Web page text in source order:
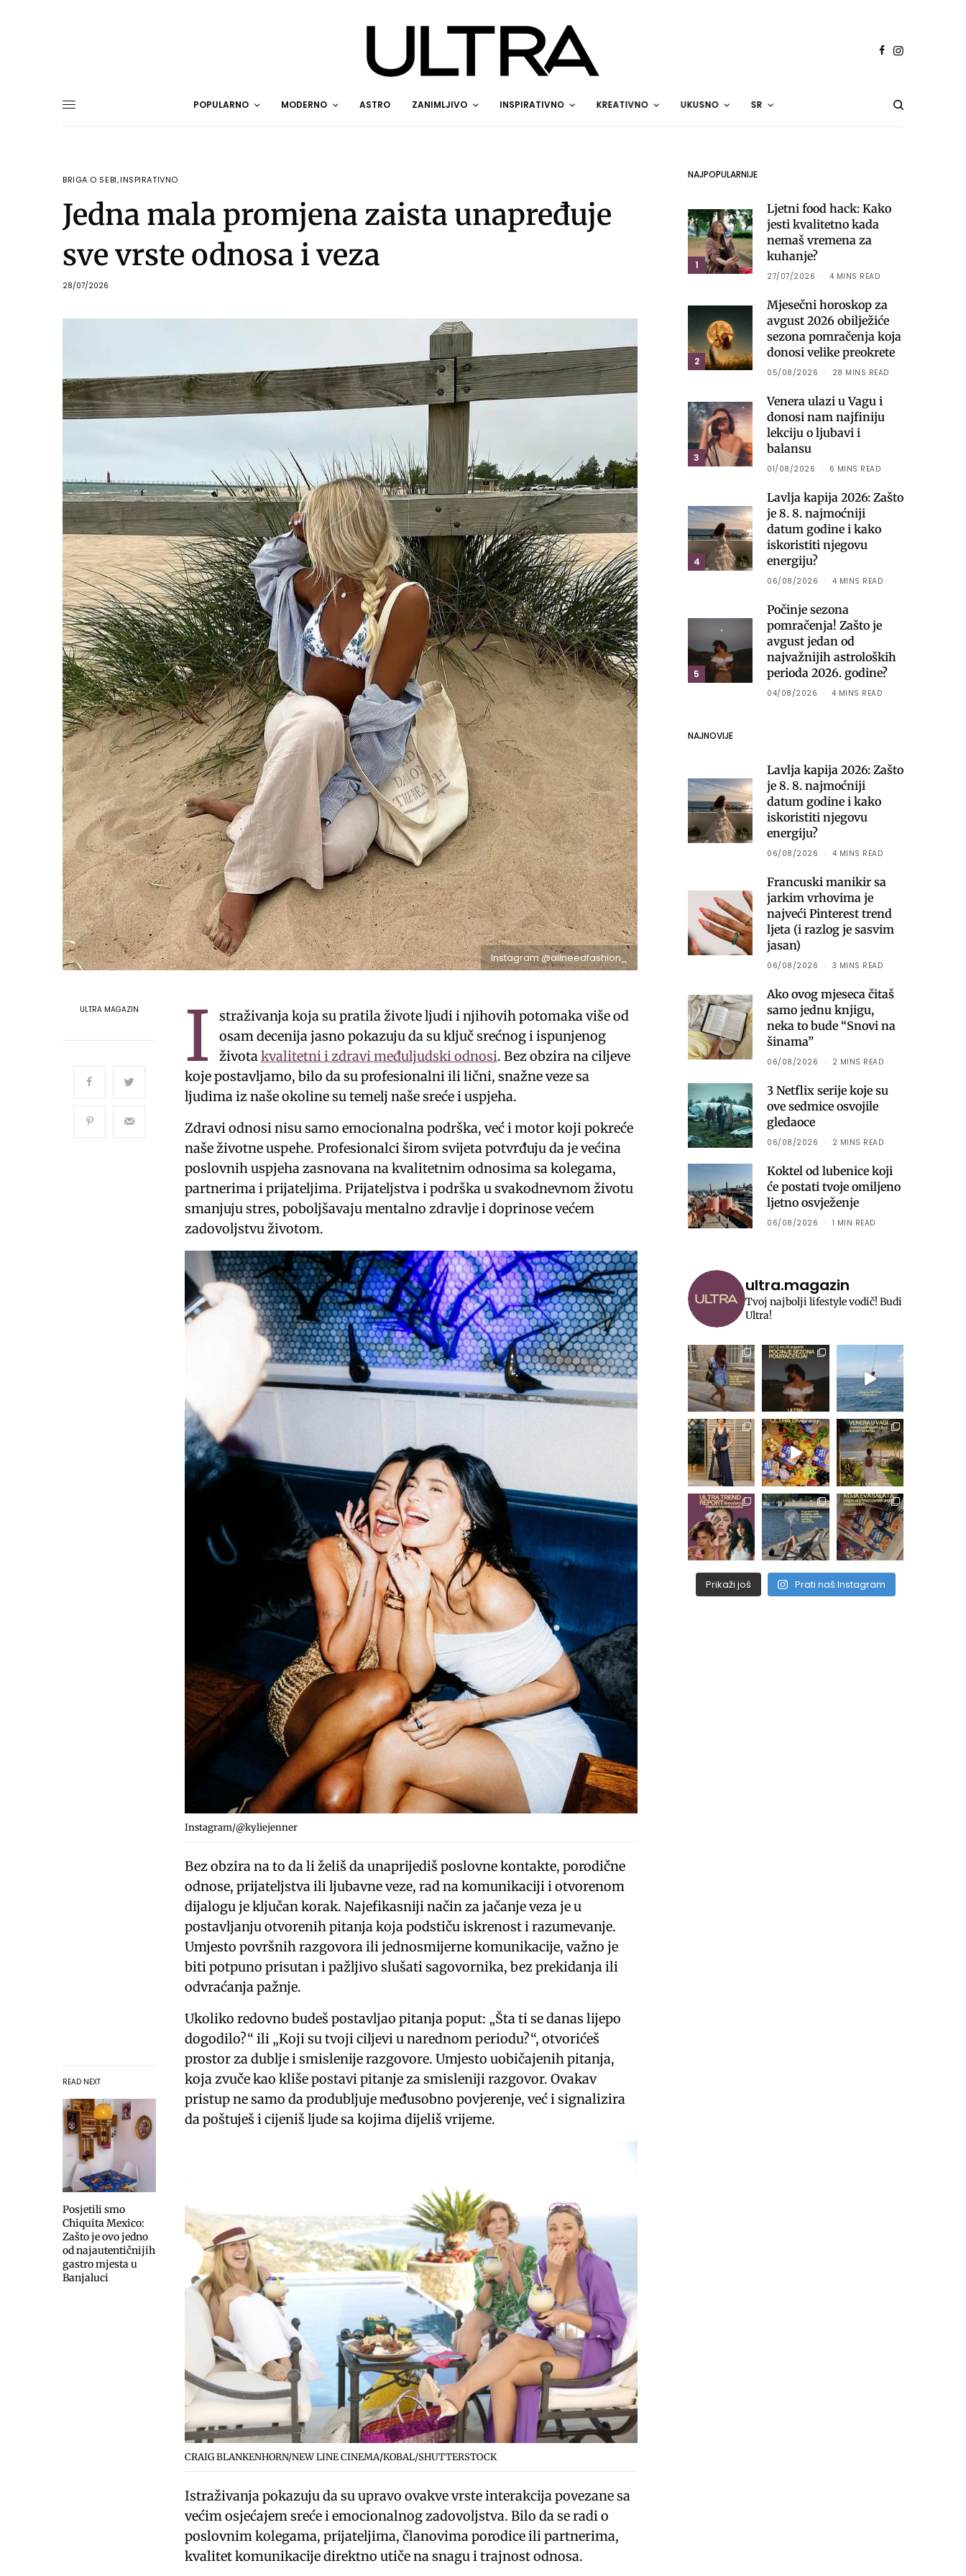
POPULARNO MODERNO ASTRO ZANIMLJIVO INSPIRATIVNO KREATIVNO UKUSNO SR
BRIGA O SEBI,INSPIRATIVNO
Jedna mala promjena zaista unapređuje
sve vrste odnosa i veza
28/07/2026
Instagram @allneedfashion_
ULTRA MAGAZIN
READ NEXT
Posjetili smo
Chiquita Mexico:
Zašto je ovo jedno
od najautentičnijih
gastro mjesta u
Banjaluci
I
straživanja koja su pratila živote ljudi i njihovih potomaka više od
osam decenija jasno pokazuju da su ključ srećnog i ispunjenog
životakvalitetni i zdravi međuljudski odnosi. Bez obzira na ciljeve
koje postavljamo, bilo da su profesionalni ili lični, snažne veze sa
ljudima iz naše okoline su temelj naše sreće i uspjeha.
Zdravi odnosi nisu samo emocionalna podrška, već i motor koji pokreće
naše životne uspehe. Profesionalci širom svijeta potvrđuju da je većina
poslovnih uspjeha zasnovana na kvalitetnim odnosima sa kolegama,
partnerima i prijateljima. Prijateljstva i podrška u svakodnevnom životu
smanjuju stres, poboljšavaju mentalno zdravlje i doprinose većem
zadovoljstvu životom.
Instagram/@kyliejenner
Bez obzira na to da li želiš da unaprijediš poslovne kontakte, porodične
odnose, prijateljstva ili ljubavne veze, rad na komunikaciji i otvorenom
dijalogu je ključan korak. Najefikasniji način za jačanje veza je u
postavljanju otvorenih pitanja koja podstiču iskrenost i razumevanje.
Umjesto površnih razgovora ili jednosmijerne komunikacije, važno je
biti potpuno prisutan i pažljivo slušati sagovornika, bez prekidanja ili
odvraćanja pažnje.
Ukoliko redovno budeš postavljao pitanja poput: „Šta ti se danas lijepo
dogodilo?“ ili „Koji su tvoji ciljevi u narednom periodu?“, otvorićeš
prostor za dublje i smislenije razgovore. Umjesto uobičajenih pitanja,
koja zvuče kao kliše postavi pitanje za smisleniji razgovor. Ovakav
pristup ne samo da produbljuje međusobno povjerenje, već i signalizira
da poštuješ i cijeniš ljude sa kojima dijeliš vrijeme.
CRAIG BLANKENHORN/NEW LINE CINEMA/KOBAL/SHUTTERSTOCK
Istraživanja pokazuju da su upravo ovakve vrste interakcija povezane sa
većim osjećajem sreće i emocionalnog zadovoljstva. Bilo da se radi o
poslovnim kolegama, prijateljima, članovima porodice ili partnerima,
kvalitet komunikacije direktno utiče na snagu i trajnost odnosa.
NAJPOPULARNIJE
1
Ljetni food hack: Kako
jesti kvalitetno kada
nemaš vremena za
kuhanje?
27/07/2026 4 MINS READ
2
Mjesečni horoskop za
avgust 2026 obilježiće
sezona pomračenja koja
donosi velike preokrete
05/08/2026 28 MINS READ
3
Venera ulazi u Vagu i
donosi nam najfiniju
lekciju o ljubavi i
balansu
01/08/2026 6 MINS READ
4
Lavlja kapija 2026: Zašto
je 8. 8. najmoćniji
datum godine i kako
iskoristiti njegovu
energiju?
06/08/2026 4 MINS READ
5
Počinje sezona
pomračenja! Zašto je
avgust jedan od
najvažnijih astroloških
perioda 2026. godine?
04/08/2026 4 MINS READ
NAJNOVIJE
Lavlja kapija 2026: Zašto
je 8. 8. najmoćniji
datum godine i kako
iskoristiti njegovu
energiju?
06/08/2026 4 MINS READ
Francuski manikir sa
jarkim vrhovima je
najveći Pinterest trend
ljeta (i razlog je sasvim
jasan)
06/08/2026 3 MINS READ
Ako ovog mjeseca čitaš
samo jednu knjigu,
neka to bude “Snovi na
šinama”
06/08/2026 2 MINS READ
3 Netflix serije koje su
ove sedmice osvojile
gledaoce
06/08/2026 2 MINS READ
Koktel od lubenice koji
će postati tvoje omiljeno
ljetno osvježenje
06/08/2026 1 MIN READ
ultra.magazin
Tvoj najbolji lifestyle vodič! Budi
Ultra!
Prikaži još Prati naš Instagram